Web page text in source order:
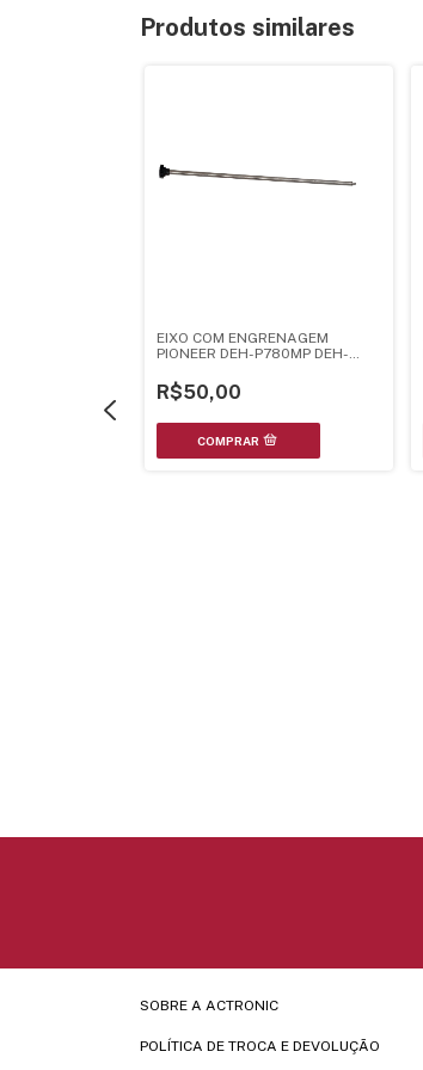
Produtos similares
EIXO COM ENGRENAGEM
PIONEER DEH-P780MP DEH-
R$50,00
SOBRE A ACTRONIC
POLÍTICA DE TROCA E DEVOLUÇÃO